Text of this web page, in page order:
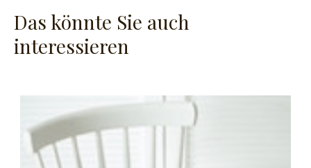
Das könnte Sie auch
interessieren